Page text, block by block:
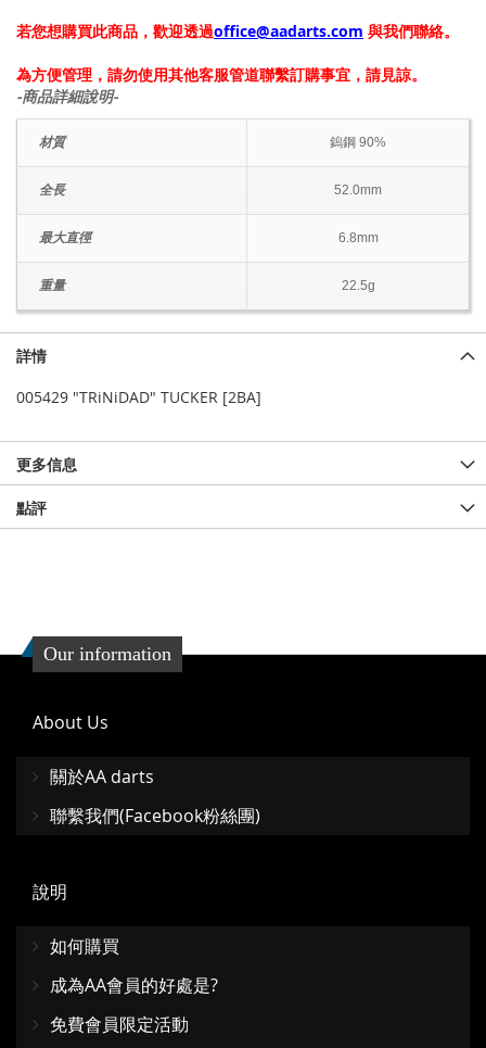
若您想購買此商品，歡迎透過office@aadarts.com 與我們聯絡。
為方便管理，請勿使用其他客服管道聯繫訂購事宜，請見諒。
-商品詳細說明-
材質 鎢鋼 90%
全長 52.0mm
最大直徑 6.8mm
重量 22.5g
詳情
005429 "TRiNiDAD" TUCKER [2BA]
更多信息
點評
Our information
About Us
關於AA darts
聯繫我們(Facebook粉絲團)
說明
如何購買
成為AA會員的好處是?
免費會員限定活動